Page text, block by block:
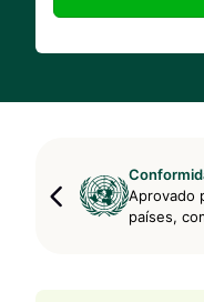
Aprovado
países,